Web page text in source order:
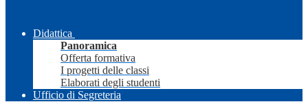
Didattica
Panoramica
Offerta formativa
I progetti delle classi
Elaborati degli studenti
Ufficio di Segreteria